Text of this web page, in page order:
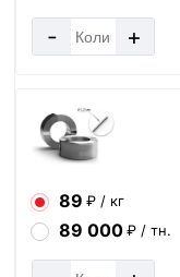
- +
89 ₽ / кг
89 000₽ / тн.